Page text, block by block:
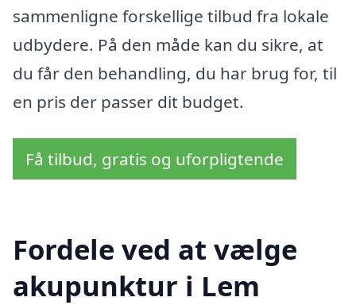
sammenligne forskellige tilbud fra lokale
udbydere. På den måde kan du sikre, at
du får den behandling, du har brug for, til
en pris der passer dit budget.
Få tilbud, gratis og uforpligtende
Fordele ved at vælge
akupunktur i Lem